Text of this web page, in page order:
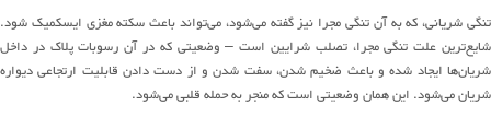
تنگی شریانی، که به آن تنگیمجرا نیز گفتهمیشود،میتواندباعث سکته مغزی ایسکمیک شود.
شایعترینعلت تنگیمجرا، تصلب شرایین است – وضعیتی که در آن رسوبات پلاک در داخل
شریانها ایجاد شده و باعث ضخیم شدن، سفت شدن و از دست دادن قابلیت ارتجاعی دیواره
شریانمیشود. این همان وضعیتی است که منجر به حمله قلبیمیشود.